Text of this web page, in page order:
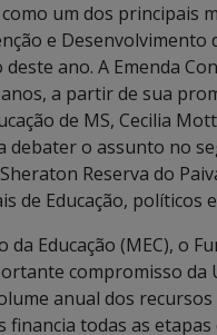
um dos principais
e Desenvolvimento
ano. A Emenda
a partir de sua
de MS, Cecilia
debater o assunto no
Reserva do
de Educação, políticos
Educação (MEC), o
compromisso da
anual dos
financia todas as